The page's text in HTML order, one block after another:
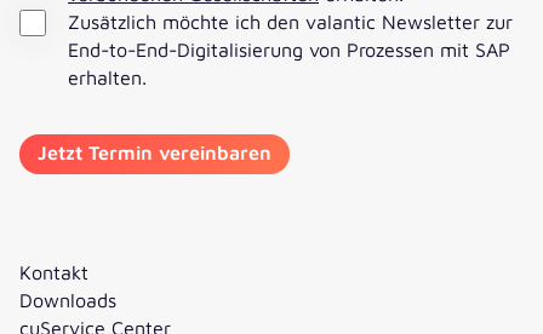
Zusätzlich möchte ich den valantic Newsletter zur
End-to-End-Digitalisierung von Prozessen mit SAP
erhalten.
Kontakt
Downloads
cuService Center